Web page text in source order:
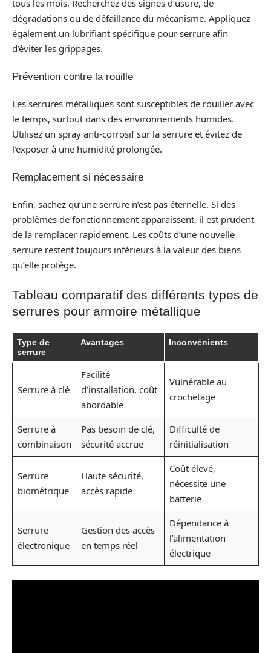
tous les mois. Recherchez des signes d’usure, de
dégradations ou de défaillance du mécanisme. Appliquez
également un lubrifiant spécifique pour serrure afin
d’éviter les grippages.
Prévention contre la rouille
Les serrures métalliques sont susceptibles de rouiller avec
le temps, surtout dans des environnements humides.
Utilisez un spray anti-corrosif sur la serrure et évitez de
l’exposer à une humidité prolongée.
Remplacement si nécessaire
Enfin, sachez qu’une serrure n’est pas éternelle. Si des
problèmes de fonctionnement apparaissent, il est prudent
de la remplacer rapidement. Les coûts d’une nouvelle
serrure restent toujours inférieurs à la valeur des biens
qu’elle protège.
Tableau comparatif des différents types de
serrures pour armoire métallique
Type de
serrure
Avantages Inconvénients
Serrure à clé
Facilité
d’installation, coût
abordable
Vulnérable au
crochetage
Serrure à
combinaison
Pas besoin de clé,
sécurité accrue
Difficulté de
réinitialisation
Serrure
biométrique
Haute sécurité,
accès rapide
Coût élevé,
nécessite une
batterie
Serrure
électronique
Gestion des accès
en temps réel
Dépendance à
l’alimentation
électrique